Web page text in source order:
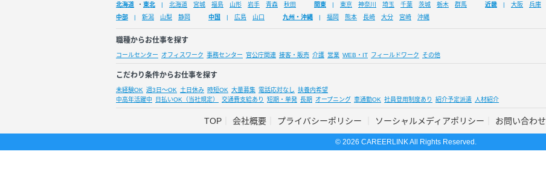
北海道 ・ 東北 北海道 宮城 福島 山形 岩手 青森 秋田 関東 東京 神奈川 埼玉 千葉 茨城 栃木 群馬 近畿 大阪 兵庫
中部
新潟 山梨 静岡 中国 広島 山口 九州・沖縄 福岡 熊本 長崎 大分 宮崎 沖縄
職種からお仕事を探す
コールセンター オフィスワーク 事務センター 官公庁関連 接客・販売 介護 営業 WEB・IT フィールドワーク その他
こだわり条件からお仕事を探す
未経験OK 週3日～OK 土日休み 時短OK 大量募集 電話応対なし 扶養内希望
中高年活躍中
日払いOK（当社規定） 交通費支給あり 短期・単発 長期 オープニング 車通勤OK 社員登用制度あり 紹介予定派遣 人材紹介
TOP 会社概要 プライバシーポリシー ソーシャルメディアポリシー お問い合わせ
© 2026 CAREERLINK All Rights Reserved.